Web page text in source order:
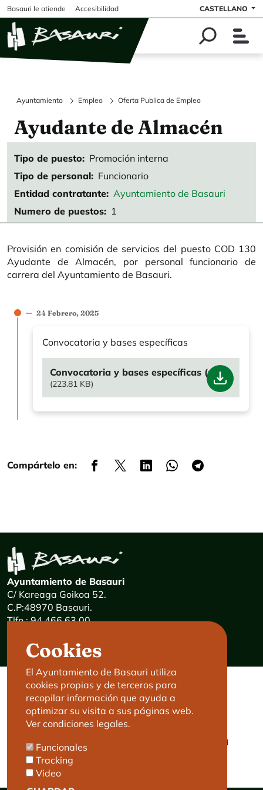
Pasar al contenido principal
Basauri le atiende Accesibilidad CASTELLANO
Ayuntamiento Empleo Oferta Publica de Empleo
Ayudante de Almacén
Tipo de puesto
Promoción interna
Tipo de personal
Funcionario
Entidad contratante Ayuntamiento de Basauri
Numero de puestos
1
Provisión en comisión de servicios del puesto COD 130
Ayudante de Almacén, por personal funcionario de
carrera del Ayuntamiento de Basauri.
24 Febrero, 2025
Convocatoria y bases específicas
File
Convocatoria y bases específicas (pdf)
(223.81 KB)
Compártelo en:
Cookies
El Ayuntamiento de Basauri utiliza
cookies propias y de terceros para
recopilar información que ayuda a
optimizar su visita a sus páginas web.
Ver condiciones legales.
Funcionales
Tracking
Video
Ayuntamiento de Basauri
C/ Kareaga Goikoa 52.
C.P:48970 Basauri.
Tlfn.: 94 466 63 00
E-mail: haz@basauri.eus
CONTACTO
Basauri le atiende
Cita previa
LEGAL
Aviso legal
Política de privacidad